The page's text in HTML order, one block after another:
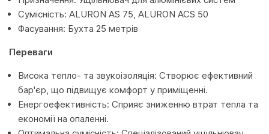
Сумісність: ALURON AS 75, ALURON ACS 50
Фасування: Бухта 25 метрів
Переваги
Висока тепло- та звукоізоляція: Створює ефективний
бар'єр, що підвищує комфорт у приміщенні.
Енергоефективність: Сприяє зниженню втрат тепла та
економії на опаленні.